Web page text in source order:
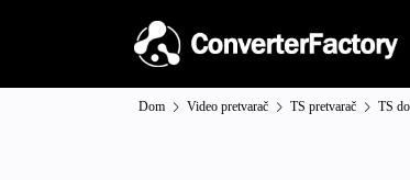
Dom Video pretvarač TS pretvarač TS